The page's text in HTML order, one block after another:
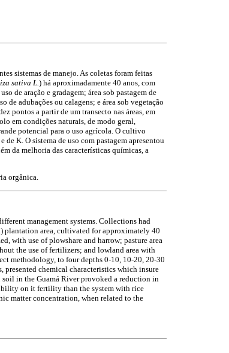
sistemas de manejo. As coletas foram feitas
sativa L.) há aproximadamente 40 anos, com
de aração e gradagem; área sob pastagem de
de adubações ou calagens; e área sob vegetação
pontos a partir de um transecto nas áreas, em
em condições naturais, de modo geral,
potencial para o uso agrícola. O cultivo
de K. O sistema de uso com pastagem apresentou
da melhoria das características químicas, a
orgânica.
management systems. Collections had
plantation area, cultivated for approximately 40
with use of plowshare and harrow; pasture area
the use of fertilizers; and lowland area with
methodology, to four depths 0-10, 10-20, 20-30
chemical characteristics which insure
in the Guamá River provoked a reduction in
on it fertility than the system with rice
matter concentration, when related to the